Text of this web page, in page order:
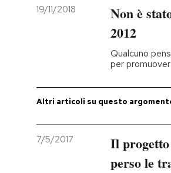
Politica
Media
19/11/2018
Non è
2012
Qualcuno
per
Altri articoli su questo
7/5/2017
Il
perso le